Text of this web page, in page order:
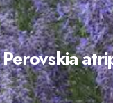
Perovskia